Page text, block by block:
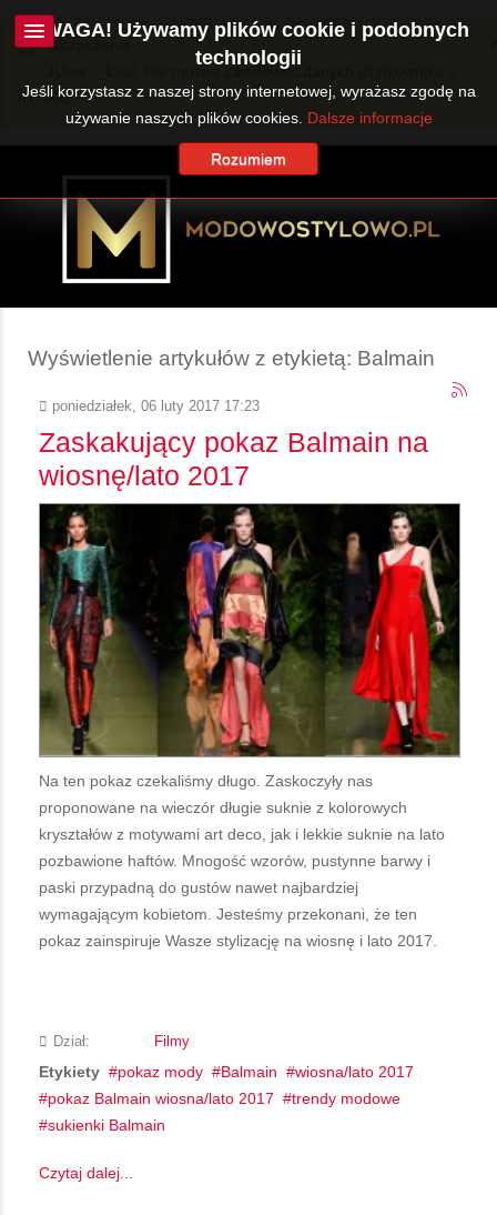
Ostrzeżenie
JUser::_load: Nie można załadować danych użytkownika o
ID: 360.
Wyświetlenie artykułów z etykietą: Balmain
poniedziałek, 06 luty 2017 17:23
Zaskakujący pokaz Balmain na
wiosnę/lato 2017
Na ten pokaz czekaliśmy długo. Zaskoczyły nas
proponowane na wieczór długie suknie z kolorowych
kryształów z motywami art deco, jak i lekkie suknie na lato
pozbawione haftów. Mnogość wzorów, pustynne barwy i
paski przypadną do gustów nawet najbardziej
wymagającym kobietom. Jesteśmy przekonani, że ten
pokaz zainspiruje Wasze stylizację na wiosnę i lato 2017.
Dział: Filmy
Etykiety pokaz mody Balmain
wiosna/lato 2017
pokaz Balmain wiosna/lato 2017
trendy modowe
sukienki Balmain
Czytaj dalej...
UWAGA! Używamy plików cookie i podobnych
technologii
Jeśli korzystasz z naszej strony internetowej, wyrażasz zgodę na
używanie naszych plików cookies. Dalsze informacje
Rozumiem